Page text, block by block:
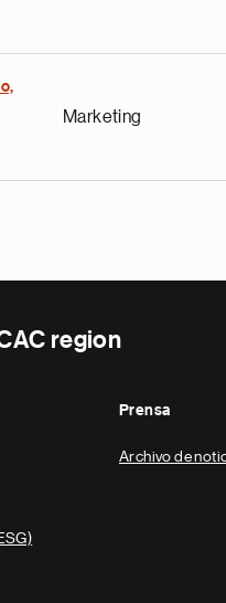
Marketing
region
Prensa
Archivo de